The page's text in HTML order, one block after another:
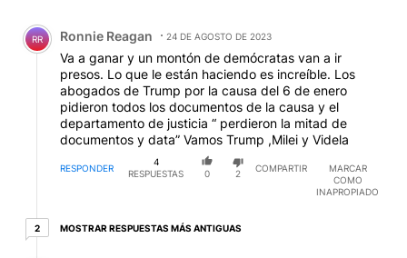
Comentario de Ronnie Reagan.
RR Ronnie Reagan 24 DE AGOSTO DE 2023
Va a ganar y un montón de demócratas van a ir
presos. Lo que le están haciendo es increíble. Los
abogados de Trump por la causa del 6 de enero
pidieron todos los documentos de la causa y el
departamento de justicia “ perdieron la mitad de
documentos y data” Vamos Trump ,Milei y Videla
RESPONDER
4
RESPUESTAS
0 2
COMPARTIR
MARCAR
COMO
INAPROPIADO
22 respuestas más antiguas
MOSTRAR RESPUESTAS MÁS ANTIGUAS